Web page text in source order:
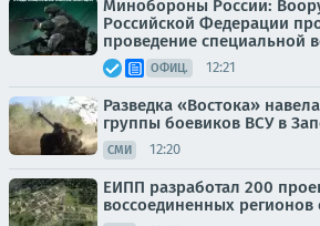
Минобороны России:
Российской Федерации
проведение специальной
ОФИЦ. 12:21
Разведка «Востока»
группы боевиков ВСУ в
СМИ 12:20
ЕИПП разработал 200
воссоединенных регионов